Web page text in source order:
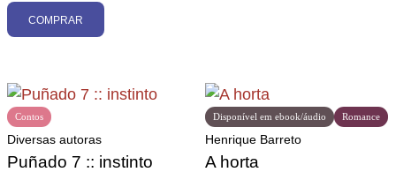
COMPRAR
Contos
Diversas autoras
Puñado 7 :: instinto
Disponível em ebook/áudio Romance
Henrique Barreto
A horta